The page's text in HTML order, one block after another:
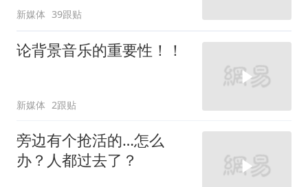
新媒体 39跟贴
论背景音乐的重要性！！
新媒体 2跟贴
旁边有个抢活的…怎么
办？人都过去了？